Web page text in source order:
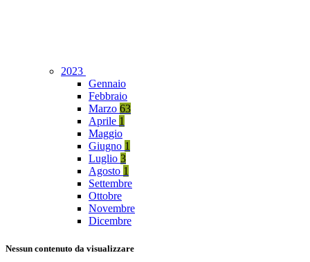
2023
Gennaio
Febbraio
Marzo 63
Aprile 1
Maggio
Giugno 1
Luglio 3
Agosto 1
Settembre
Ottobre
Novembre
Dicembre
Nessun contenuto da visualizzare